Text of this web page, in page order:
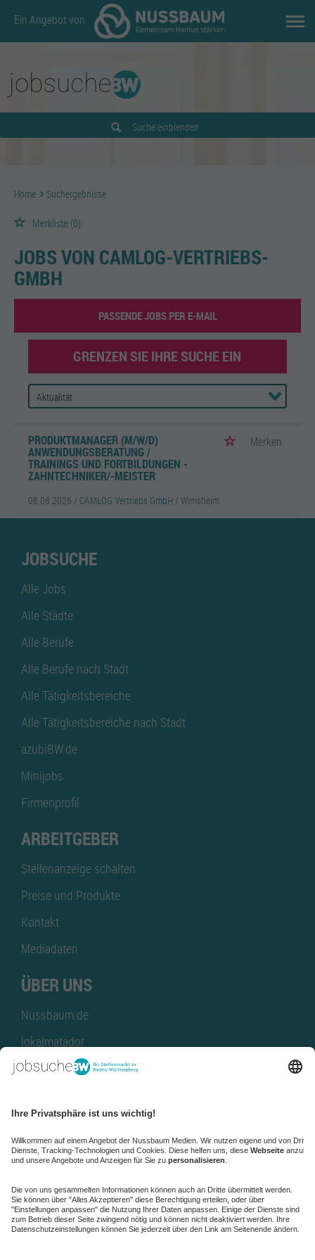
Ein Angebot von
Suche einblenden
Home Suchergebnisse
Merkliste (0)
JOBS VON CAMLOG-VERTRIEBS-
GMBH
PASSENDE JOBS PER E-MAIL
GRENZEN SIE IHRE SUCHE EIN
PRODUKTMANAGER (M/W/D)
ANWENDUNGSBERATUNG /
TRAININGS UND FORTBILDUNGEN -
ZAHNTECHNIKER/-MEISTER
Merken
08.08.2026 / CAMLOG Vertriebs GmbH / Wimsheim
JOBSUCHE
Alle Jobs
Alle Städte
Alle Berufe
Alle Berufe nach Stadt
Alle Tätigkeitsbereiche
Alle Tätigkeitsbereiche nach Stadt
azubiBW.de
Minijobs
Firmenprofil
ARBEITGEBER
Stellenanzeige schalten
Preise und Produkte
Kontakt
Mediadaten
ÜBER UNS
Nussbaum.de
lokalmatador
kaufinBW
NussbaumID
Nussbaum Medien
de.jobble.org